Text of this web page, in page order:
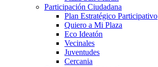
Participación Ciudadana
Plan Estratégico Participativo
Quiero a Mi Plaza
Eco Ideatón
Vecinales
Juventudes
Cercania